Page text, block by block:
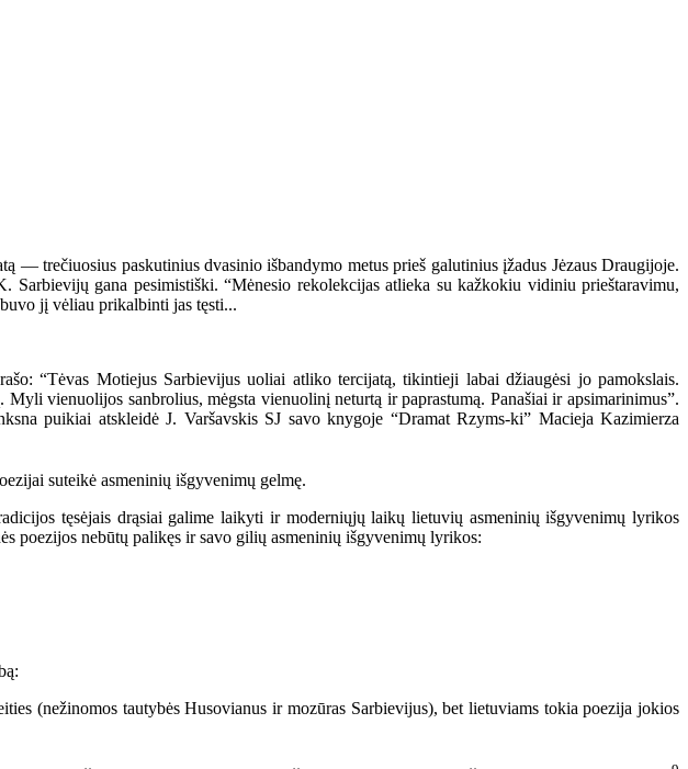
trečiuosius paskutinius dvasinio išbandymo metus prieš galutinius įžadus Jėzaus Draugijoje.
gana pesimistiški. “Mėnesio rekolekcijas atlieka su kažkokiu vidiniu prieštaravimu,
jį vėliau prikalbinti jas tęsti...
“Tėvas Motiejus Sarbievijus uoliai atliko tercijatą, tikintieji labai džiaugėsi jo pamokslais.
vienuolijos sanbrolius, mėgsta vienuolinį neturtą ir paprastumą. Panašiai ir apsimarinimus”.
puikiai atskleidė J. Varšavskis SJ savo knygoje “Dramat Rzyms-ki” Macieja Kazimierza
suteikė asmeninių išgyvenimų gelmę.
tęsėjais drąsiai galime laikyti ir moderniųjų laikų lietuvių asmeninių išgyvenimų lyrikos
poezijos nebūtų palikęs ir savo gilių asmeninių išgyvenimų lyrikos:
(nežinomos tautybės Husovianus ir mozūras Sarbievijus), bet lietuviams tokia poezija jokios